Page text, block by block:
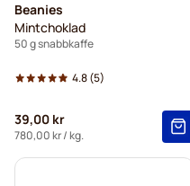
Beanies
Mintchoklad
50 g snabbkaffe
4.8(5)
39,00 kr
780,00 kr/ kg.